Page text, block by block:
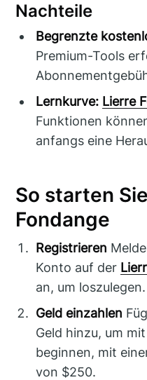
Nachteile
Begrenzte
Premium-Tools
Lernkurve: Lierre
Funktionen
anfangs eine
So starten
Fondange
Registrieren
Konto auf der
an, um loszulegen.
Geld einzahlen
Geld hinzu, um
beginnen, mit
von $250.